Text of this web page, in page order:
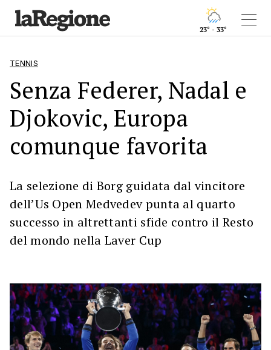
23° - 33°
TENNIS
Senza Federer, Nadal e
Djokovic, Europa
comunque favorita
La selezione di Borg guidata dal vincitore
dell’Us Open Medvedev punta al quarto
successo in altrettanti sfide contro il Resto
del mondo nella Laver Cup